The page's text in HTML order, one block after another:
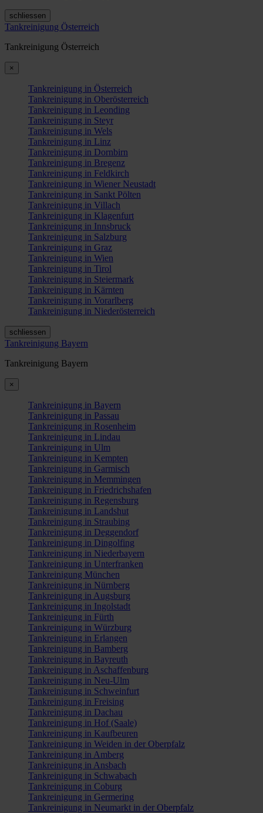
schliessen
Tankreinigung Österreich
Tankreinigung Österreich
×
Tankreinigung in Österreich
Tankreinigung in Oberösterreich
Tankreinigung in Leonding
Tankreinigung in Steyr
Tankreinigung in Wels
Tankreinigung in Linz
Tankreinigung in Dornbirn
Tankreinigung in Bregenz
Tankreinigung in Feldkirch
Tankreinigung in Wiener Neustadt
Tankreinigung in Sankt Pölten
Tankreinigung in Villach
Tankreinigung in Klagenfurt
Tankreinigung in Innsbruck
Tankreinigung in Salzburg
Tankreinigung in Graz
Tankreinigung in Wien
Tankreinigung in Tirol
Tankreinigung in Steiermark
Tankreinigung in Kärnten
Tankreinigung in Vorarlberg
Tankreinigung in Niederösterreich
schliessen
Tankreinigung Bayern
Tankreinigung Bayern
×
Tankreinigung in Bayern
Tankreinigung in Passau
Tankreinigung in Rosenheim
Tankreinigung in Lindau
Tankreinigung in Ulm
Tankreinigung in Kempten
Tankreinigung in Garmisch
Tankreinigung in Memmingen
Tankreinigung in Friedrichshafen
Tankreinigung in Regensburg
Tankreinigung in Landshut
Tankreinigung in Straubing
Tankreinigung in Deggendorf
Tankreinigung in Dingolfing
Tankreinigung in Niederbayern
Tankreinigung in Unterfranken
Tankreinigung München
Tankreinigung in Nürnberg
Tankreinigung in Augsburg
Tankreinigung in Ingolstadt
Tankreinigung in Fürth
Tankreinigung in Würzburg
Tankreinigung in Erlangen
Tankreinigung in Bamberg
Tankreinigung in Bayreuth
Tankreinigung in Aschaffenburg
Tankreinigung in Neu-Ulm
Tankreinigung in Schweinfurt
Tankreinigung in Freising
Tankreinigung in Dachau
Tankreinigung in Hof (Saale)
Tankreinigung in Kaufbeuren
Tankreinigung in Weiden in der Oberpfalz
Tankreinigung in Amberg
Tankreinigung in Ansbach
Tankreinigung in Schwabach
Tankreinigung in Coburg
Tankreinigung in Germering
Tankreinigung in Neumarkt in der Oberpfalz